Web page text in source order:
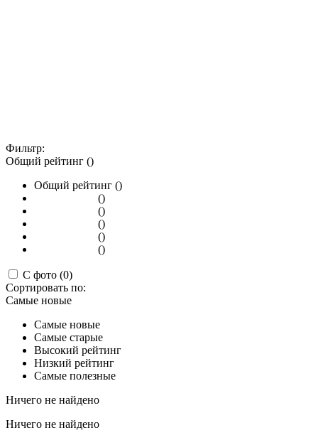
Фильтр:
Общий рейтинг ()
Общий рейтинг ()
()
()
()
()
()
С фото (0)
Сортировать по:
Самые новые
Самые новые
Самые старые
Высокий рейтинг
Низкий рейтинг
Самые полезные
Ничего не найдено
Ничего не найдено